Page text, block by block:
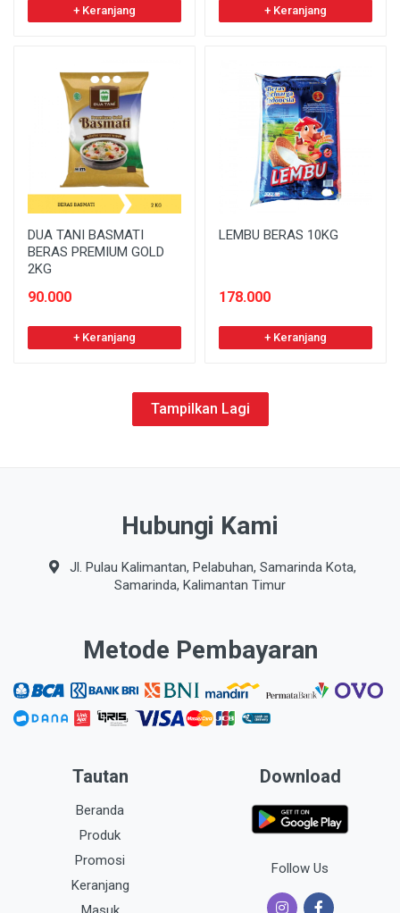
+ Keranjang + Keranjang
DUA TANI BASMATI
BERAS PREMIUM GOLD
2KG
90.000
+ Keranjang
LEMBU BERAS 10KG
178.000
+ Keranjang
Tampilkan Lagi
Hubungi Kami
Jl. Pulau Kalimantan, Pelabuhan, Samarinda Kota,
Samarinda, Kalimantan Timur
Metode Pembayaran
Tautan
Beranda
Produk
Promosi
Keranjang
Download
Follow Us